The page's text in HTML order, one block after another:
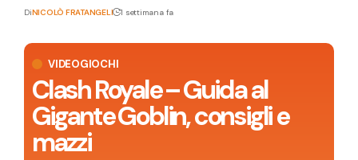
VIDEOGIOCHI
Clash Royale – Guida al
Gigante Goblin, consigli e
mazzi
DiNICOLÒ FRATANGELI 1 settimana fa